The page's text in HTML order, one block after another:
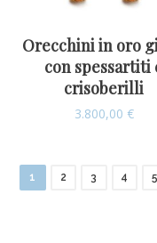
Orecchini in oro
con spessartiti
crisoberilli
3.800,00 €
1 2 3 4 5